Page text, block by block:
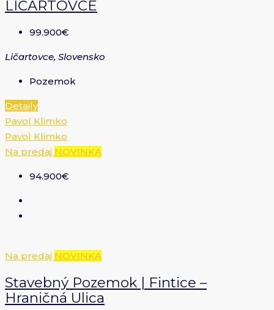
LIČARTOVCE
99.900€
Ličartovce, Slovensko
Pozemok
Detaily
Pavol Klimko
Pavol Klimko
Na predaj NOVINKA
94.900€
Na predaj NOVINKA
Stavebný Pozemok | Fintice –
Hraničná Ulica